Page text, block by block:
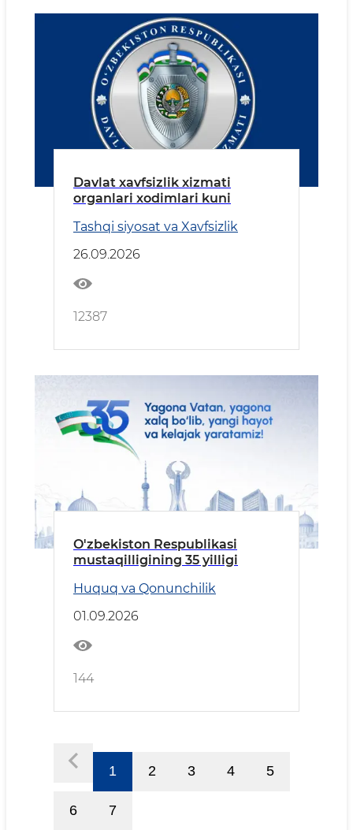
Davlat xavfsizlik xizmati
organlari xodimlari kuni
Tashqi siyosat va Xavfsizlik
26.09.2026
12387
O'zbekiston Respublikasi
mustaqilligining 35 yilligi
Huquq va Qonunchilik
01.09.2026
144
1 2 3 4 5
6 7